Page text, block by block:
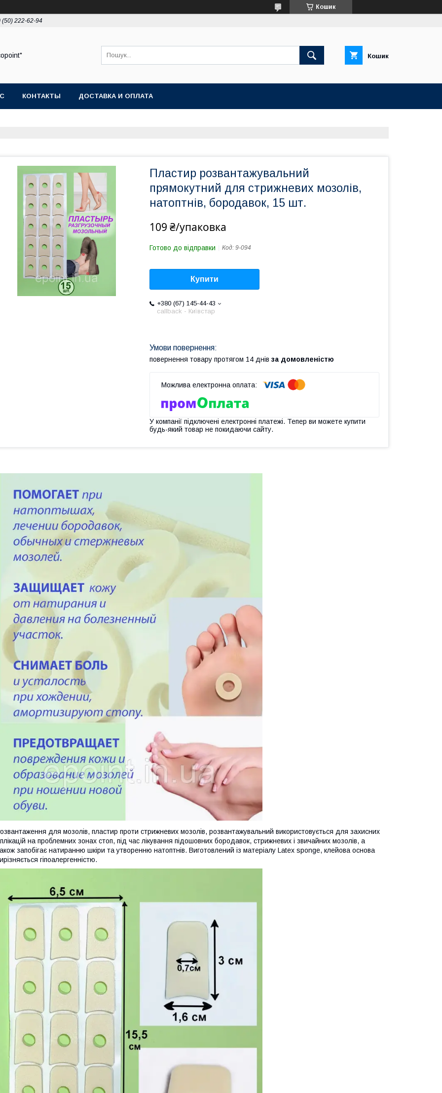
Кошик
(50) 222-62-94
Кошик
КОНТАКТЫ ДОСТАВКА И ОПЛАТА
Пластир розвантажувальний
прямокутний для стрижневих мозолів,
натоптнів, бородавок, 15 шт.
109 ₴/упаковка
Готово до відправки Код: 9-094
Купити
+380 (67) 145-44-43
callback - Київстар
повернення товару протягом 14 днів за домовленістю
У компанії підключені електронні платежі. Тепер ви можете купити
будь-який товар не покидаючи сайту.
для мозолів, пластир проти стрижневих мозолів, розвантажувальний використовується для захисних
на проблемних зонах стоп, під час лікування підошовних бородавок, стрижневих і звичайних мозолів, а
запобігає натиранню шкіри та утворенню натоптнів. Виготовлений із матеріалу Latex sponge, клейова основа
гіпоалергенністю.